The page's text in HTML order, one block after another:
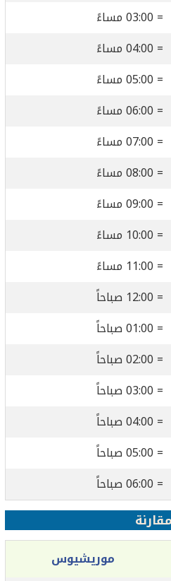
= 03:00 مساءً
= 04:00 مساءً
= 05:00 مساءً
= 06:00 مساءً
= 07:00 مساءً
= 08:00 مساءً
= 09:00 مساءً
= 10:00 مساءً
= 11:00 مساءً
= 12:00 صباحاً
= 01:00 صباحاً
= 02:00 صباحاً
= 03:00 صباحاً
= 04:00 صباحاً
= 05:00 صباحاً
= 06:00 صباحاً
موريشيوس